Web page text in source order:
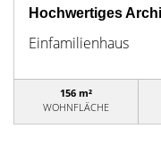
Hochwertiges
Einfamilienhaus
156 m²
WOHNFLÄCHE